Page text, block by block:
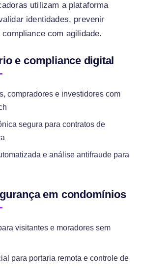
utilizam a plataforma
identidades, prevenir
com agilidade.
e compliance digital
compradores e investidores com
segura para contratos de
e análise antifraude para
em condomínios
visitantes e moradores sem
para portaria remota e controle de